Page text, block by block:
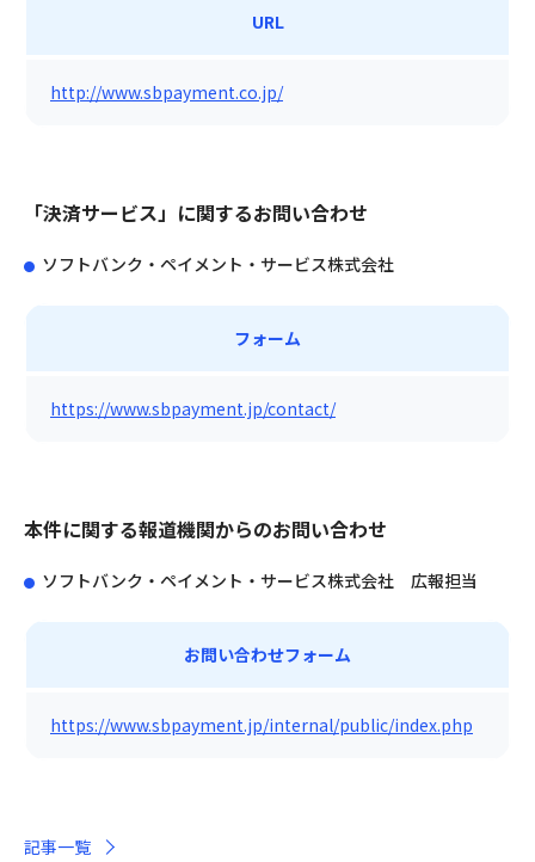
URL
http://www.sbpayment.co.jp/
「決済サービス」に関するお問い合わせ
ソフトバンク・ペイメント・サービス株式会社
フォーム
https://www.sbpayment.jp/contact/
本件に関する報道機関からのお問い合わせ
ソフトバンク・ペイメント・サービス株式会社 広報担当
お問い合わせフォーム
https://www.sbpayment.jp/internal/public/index.php
記事一覧